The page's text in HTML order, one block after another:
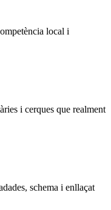
local i
i cerques que realment
schema i enllaçat